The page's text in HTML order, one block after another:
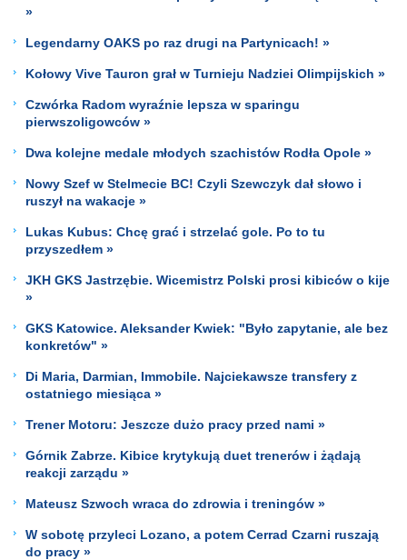
»
Legendarny OAKS po raz drugi na Partynicach! »
Kołowy Vive Tauron grał w Turnieju Nadziei Olimpijskich »
Czwórka Radom wyraźnie lepsza w sparingu
pierwszoligowców »
Dwa kolejne medale młodych szachistów Rodła Opole »
Nowy Szef w Stelmecie BC! Czyli Szewczyk dał słowo i
ruszył na wakacje »
Lukas Kubus: Chcę grać i strzelać gole. Po to tu
przyszedłem »
JKH GKS Jastrzębie. Wicemistrz Polski prosi kibiców o kije
»
GKS Katowice. Aleksander Kwiek: "Było zapytanie, ale bez
konkretów" »
Di Maria, Darmian, Immobile. Najciekawsze transfery z
ostatniego miesiąca »
Trener Motoru: Jeszcze dużo pracy przed nami »
Górnik Zabrze. Kibice krytykują duet trenerów i żądają
reakcji zarządu »
Mateusz Szwoch wraca do zdrowia i treningów »
W sobotę przyleci Lozano, a potem Cerrad Czarni ruszają
do pracy »